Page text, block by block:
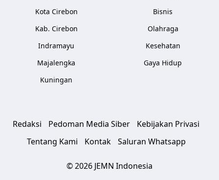
Kota Cirebon
Kab. Cirebon
Indramayu
Majalengka
Kuningan
Bisnis
Olahraga
Kesehatan
Gaya Hidup
Redaksi Pedoman Media Siber
Kebijakan Privasi
Tentang Kami
Kontak Saluran Whatsapp
© 2026 JEMN Indonesia